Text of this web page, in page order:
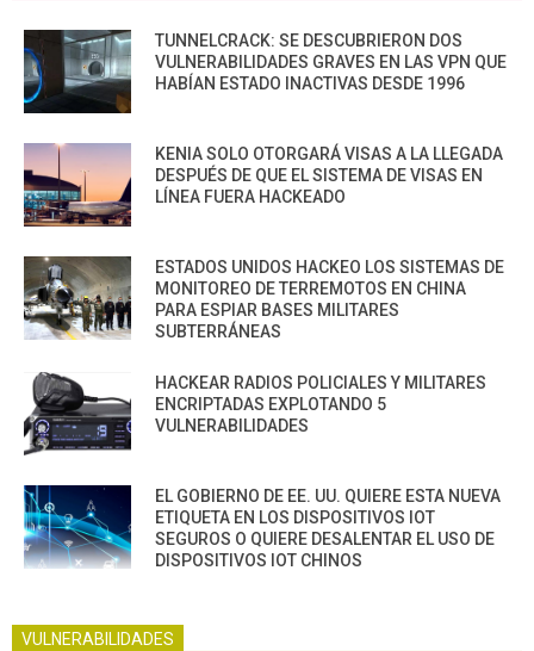
TUNNELCRACK: SE DESCUBRIERON DOS
VULNERABILIDADES GRAVES EN LAS VPN QUE
HABÍAN ESTADO INACTIVAS DESDE 1996
KENIA SOLO OTORGARÁ VISAS A LA LLEGADA
DESPUÉS DE QUE EL SISTEMA DE VISAS EN
LÍNEA FUERA HACKEADO
ESTADOS UNIDOS HACKEO LOS SISTEMAS DE
MONITOREO DE TERREMOTOS EN CHINA
PARA ESPIAR BASES MILITARES
SUBTERRÁNEAS
HACKEAR RADIOS POLICIALES Y MILITARES
ENCRIPTADAS EXPLOTANDO 5
VULNERABILIDADES
EL GOBIERNO DE EE. UU. QUIERE ESTA NUEVA
ETIQUETA EN LOS DISPOSITIVOS IOT
SEGUROS O QUIERE DESALENTAR EL USO DE
DISPOSITIVOS IOT CHINOS
VULNERABILIDADES